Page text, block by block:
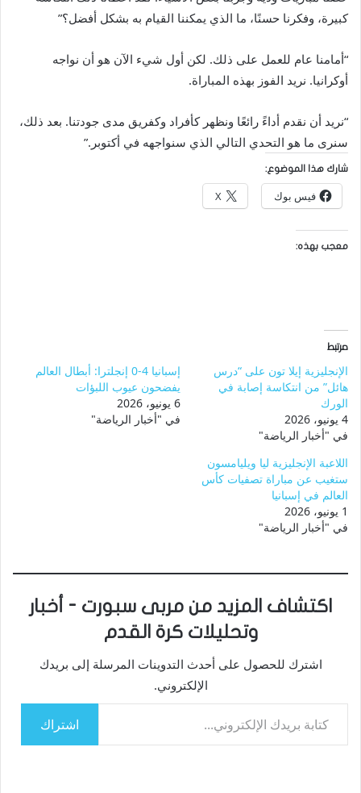
كبيرة، وفكرنا حسنًا، ما الذي يمكننا القيام به بشكل أفضل؟”
“أمامنا عام للعمل على ذلك. لكن أول شيء الآن هو أن نواجه
أوكرانيا. نريد الفوز بهذه المباراة.
“نريد أن نقدم أداءً رائعًا ونظهر كأفراد وكفريق مدى جودتنا. بعد ذلك،
سنرى ما هو التحدي التالي الذي سنواجهه في أكتوبر.”
شارك هذا الموضوع:
فيس بوك X
معجب بهذه:
مرتبط
الإنجليزية إيلا تون على “درس
هائل” من انتكاسة إصابة في
الورك
4 يونيو، 2026
في "أخبار الرياضة"
إسبانيا 4-0 إنجلترا: أبطال العالم
يفضحون عيوب اللبؤات
6 يونيو، 2026
في "أخبار الرياضة"
اللاعبة الإنجليزية ليا ويليامسون
ستغيب عن مباراة تصفيات كأس
العالم في إسبانيا
1 يونيو، 2026
في "أخبار الرياضة"
اكتشاف المزيد من مربى سبورت - أخبار
وتحليلات كرة القدم
اشترك للحصول على أحدث التدوينات المرسلة إلى بريدك
الإلكتروني.
كتابة بريدك الإلكتروني...
اشتراك